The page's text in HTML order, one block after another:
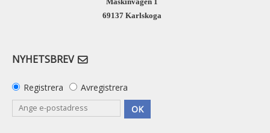
69137 Karlskoga
NYHETSBREV
Registrera
Avregistrera
OK